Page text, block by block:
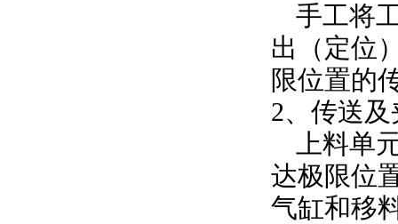
手工将
出（定位
限位置的
2、传送
上料单
达极限位
气缸和移